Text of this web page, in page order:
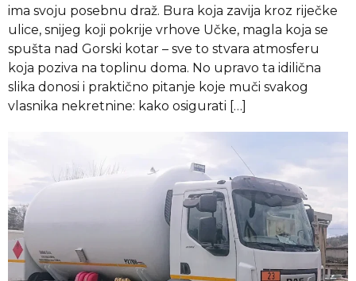
ima svoju posebnu draž. Bura koja zavija kroz riječke
ulice, snijeg koji pokrije vrhove Učke, magla koja se
spušta nad Gorski kotar – sve to stvara atmosferu
koja poziva na toplinu doma. No upravo ta idilična
slika donosi i praktično pitanje koje muči svakog
vlasnika nekretnine: kako osigurati […]